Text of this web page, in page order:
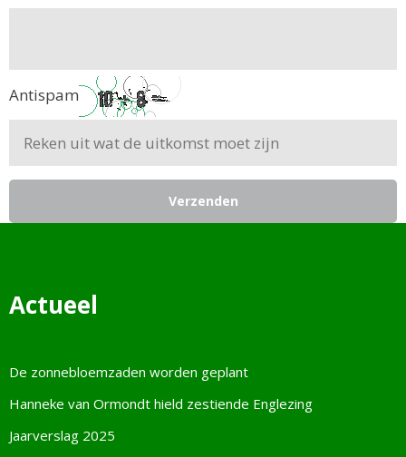
Antispam
Verzenden
Actueel
De zonnebloemzaden worden geplant
Hanneke van Ormondt hield zestiende Englezing
Jaarverslag 2025